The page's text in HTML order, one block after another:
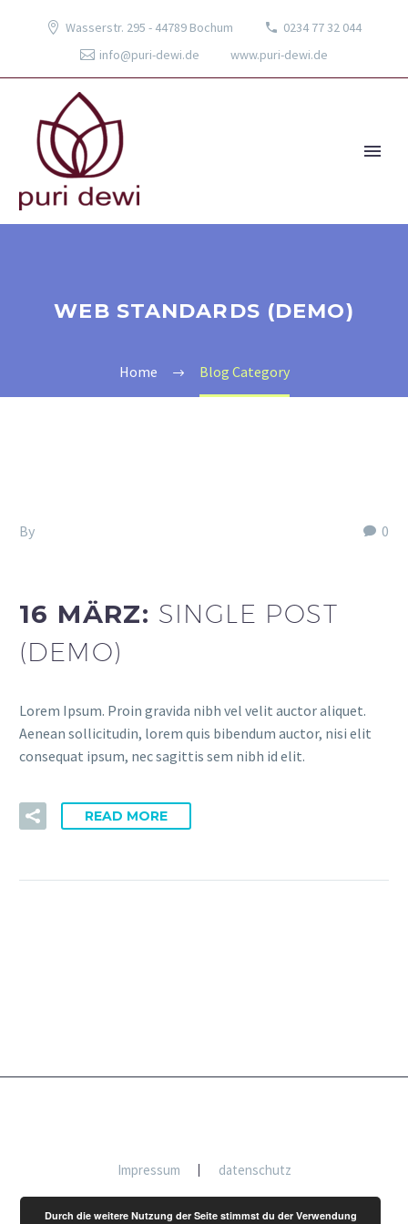
Wasserstr. 295 - 44789 Bochum
0234 77 32 044
info@puri-dewi.de
www.puri-dewi.de
WEB STANDARDS (DEMO)
Home Blog Category
0
By
16 MÄRZ: SINGLE POST
(DEMO)
Lorem Ipsum. Proin gravida nibh vel velit auctor aliquet.
Aenean sollicitudin, lorem quis bibendum auctor, nisi elit
consequat ipsum, nec sagittis sem nibh id elit.
READ MORE
Impressum datenschutz
Durch die weitere Nutzung der Seite stimmst du der Verwendung